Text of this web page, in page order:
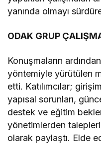
yanında olmayı
ODAK GRUP
Konuşmaların
yöntemiyle yürütülen
etti. Katılımcılar;
yapısal sorunları,
destek ve eğitim
yönetimlerden
olarak paylaştı. Elde